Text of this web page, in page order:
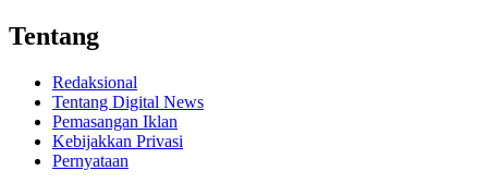
Tentang
Redaksional
Tentang Digital News
Pemasangan Iklan
Kebijakkan Privasi
Pernyataan